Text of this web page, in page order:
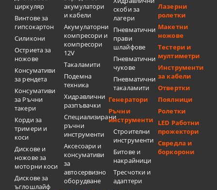
циркуляр
Винтове за
гипсокартон
Силикони
Остриета за
ножове
Консумативи
за рендета
Консумативи
за Ръчни
такери
Корди за
тримери и
коси
Дискове и
ножове за
моторни коси
Дискове за
ъглошлайф
акумулатори
и кабели
Акумулаторни
компресори и
компресори
12V
Такаламити
Подемна
техника
Хидравлични
разпъвачки
Специализирани
ръчни
инструменти
Аксесоари и
консумативи
за
автосервизно
оборудване
скоби за
лагери
Пневматични
прави
шлайфове
Пневматични
чукове
Пневматични
такаламити
Генератори
Ръчни
инструменти
Строителни
инструменти
Битове и
накрайници
Тресчотки и
адаптери
Лазерни
ролетки
Макетни
ножове
Тестери и
мултиметри
Инструменти
за кабели
Отвертки
Поялници
Ролетки
LED Работни
прожектори
Свредла и
боркорони